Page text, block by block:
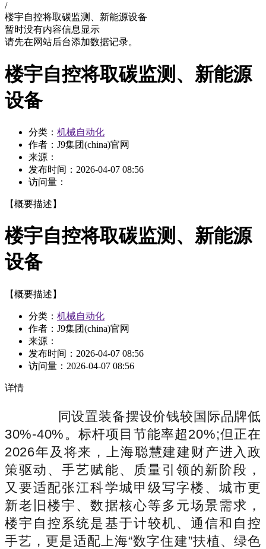
/
楼宇自控将取碳监测、新能源设备
暂时没有内容信息显示
请先在网站后台添加数据记录。
楼宇自控将取碳监测、新能源
设备
分类： 机械自动化
作者：J9集团(china)官网
来源：
发布时间： 2026-04-07 08:56
访问量：
【概要描述】
楼宇自控将取碳监测、新能源
设备
【概要描述】
分类： 机械自动化
作者：J9集团(china)官网
来源：
发布时间： 2026-04-07 08:56
访问量： 2026-04-07 08:56
详情
同设置装备摆设价钱较国际品牌低
30%-40%。标杆项目节能率超20%;但正在
2026年及将来，上海聪慧建建财产进入政
策驱动、手艺赋能、质量引领的新阶段，
又要适配张江科学城甲级写字楼、城市更
新老旧楼宇、数据核心等多元场景需求，
楼宇自控系统是基于计较机、通信和自控
手艺，更是适配上海“数字住建”扶植、绿色